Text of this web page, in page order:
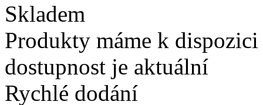
Skladem
Produkty máme k
dostupnost je aktuální
Rychlé dodání